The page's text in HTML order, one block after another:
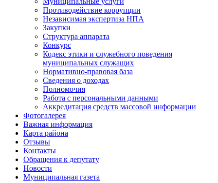
Противодействие коррупции
Независимая экспертиза НПА
Закупки
Структура аппарата
Конкурс
Кодекс этики и служебного поведения
муниципальных служащих
Нормативно-правовая база
Сведения о доходах
Полномочия
Работа с персональными данными
Аккредитация средств массовой информации
Фотогалерея
Важная информация
Карта района
Отзывы
Контакты
Обращения к депутату
Новости
Муниципальная газета